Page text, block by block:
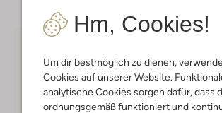
Hm, Cookies!
Um dir bestmöglich zu dienen,
Cookies auf unserer Website.
analytische Cookies sorgen dafür, dass
ordnungsgemäß funktioniert und
Mitglieder in Deutschland
Kauf auf Rechnung 30 Tagen